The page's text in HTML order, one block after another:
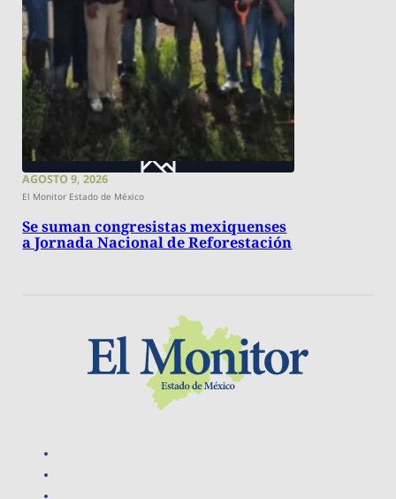
AGOSTO 9, 2026
El Monitor Estado de México
Se suman congresistas mexiquenses
a Jornada Nacional de Reforestación